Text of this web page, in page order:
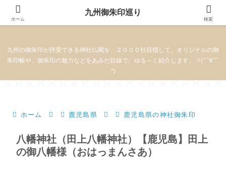
九州御朱印巡り
九州の御朱印が拝受できる神社仏閣を、２０００社目指して、オリジナルの御
朱印帳や、御朱印の魅力などをあみだ目線で、ゆる～く紹介します。ヾ(￣∀￣
*)
ホーム 鹿児島県 鹿児島県の神社御朱印
八幡神社（田上八幡神社）【鹿児島】田上
の御八幡様（おはっまんさあ）
ホーム
九州御朱印巡り
検索